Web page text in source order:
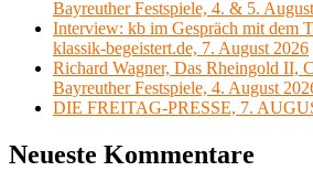
Bayreuther Festspiele, 4. & 5.
Interview: kb im Gespräch mit dem
klassik-begeistert.de, 7. August 2026
Richard Wagner, Das Rheingold II,
Bayreuther Festspiele, 4. August
DIE FREITAG-PRESSE, 7.
Neueste Kommentare